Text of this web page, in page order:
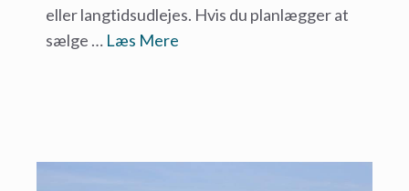
eller langtidsudlejes. Hvis du planlægger at
sælge … Læs Mere